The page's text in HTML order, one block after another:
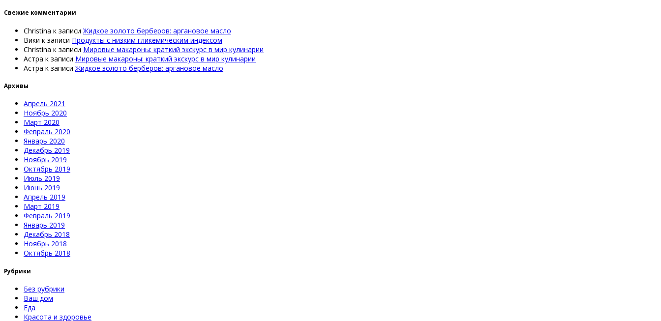
Свежие комментарии
Christina к записи Жидкое золото берберов: аргановое масло
Вики к записи Продукты с низким гликемическим индексом
Christina к записи Мировые макароны: краткий экскурс в мир кулинарии
Астра к записи Мировые макароны: краткий экскурс в мир кулинарии
Астра к записи Жидкое золото берберов: аргановое масло
Архивы
Апрель 2021
Ноябрь 2020
Март 2020
Февраль 2020
Январь 2020
Декабрь 2019
Ноябрь 2019
Октябрь 2019
Июль 2019
Июнь 2019
Апрель 2019
Март 2019
Февраль 2019
Январь 2019
Декабрь 2018
Ноябрь 2018
Октябрь 2018
Рубрики
Без рубрики
Ваш дом
Еда
Красота и здоровье